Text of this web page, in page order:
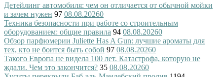
Детейлинг автомобиля: чем он отличается от обычной мойки
и зачем нужен 97 08.08.20260
Техника безопасности при работе со строительным
оборудованием: общие правила 94 08.08.20260
Обзор парфюмерии Juliette Has A Gun: лучшие ароматы для
тех, кто не боится быть собой 97 08.08.20260
Такого Европа не видела 100 лет. Катастрофа, которую не
ждали. Чем это закончится? 35 08.08.20260